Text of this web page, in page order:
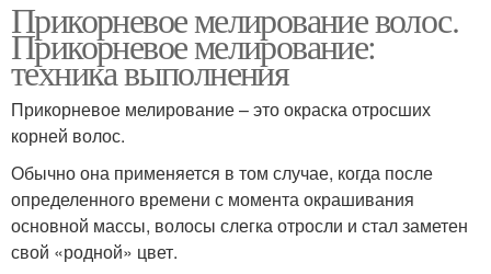
Прикорневое мелирование волос.
Прикорневое мелирование:
техника выполнения
Прикорневое мелирование – это окраска отросших
корней волос.
Обычно она применяется в том случае, когда после
определенного времени с момента окрашивания
основной массы, волосы слегка отросли и стал заметен
свой «родной» цвет.